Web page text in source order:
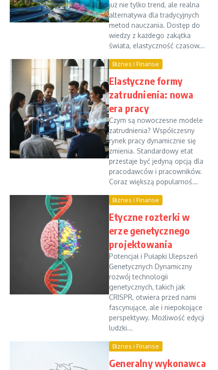
już nie tylko trend, ale realna
alternatywa dla tradycyjnych
metod nauczania. Dostęp do
wiedzy z każdego zakątka
świata, elastyczność czasow...
Biznes i Finanse
Elastyczne formy
zatrudnienia: nowa
era pracy
Czym są nowoczesne modele
zatrudnienia? Współczesny
rynek pracy dynamicznie się
zmienia. Standardowy etat
przestaje być jedyną opcją dla
pracodawców i pracowników.
Coraz większą popularnoś...
Biznes i Finanse
Etyczne rozterki w
erze genetycznego
projektowania
Potencjał i Pułapki Ulepszeń
Genetycznych Dynamiczny
rozwój technologii
genetycznych, takich jak
CRISPR, otwiera przed nami
fascynujące, ale i niepokojące
perspektywy. Możliwość edycji
ludzki...
Biznes i Finanse
Generalny wykonawca